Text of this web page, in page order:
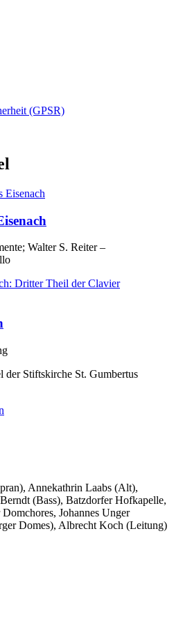
(GPSR)
Walter S. Reiter –
der Stiftskirche St. Gumbertus
Annekathrin Laabs (Alt),
(Bass), Batzdorfer Hofkapelle,
Johannes Unger
Domes), Albrecht Koch (Leitung)